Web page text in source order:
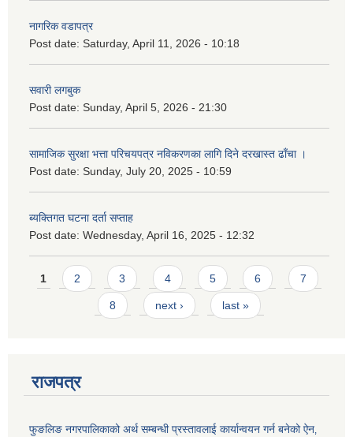
नागरिक वडापत्र
Post date: Saturday, April 11, 2026 - 10:18
सवारी लगबुक
Post date: Sunday, April 5, 2026 - 21:30
सामाजिक सुरक्षा भत्ता परिचयपत्र नविकरणका लागि दिने दरखास्त ढाँचा ।
Post date: Sunday, July 20, 2025 - 10:59
ब्यक्तिगत घटना दर्ता सप्ताह
Post date: Wednesday, April 16, 2025 - 12:32
Pages
1 2 3 4 5 6 7
8 next › last »
राजपत्र
फुङलिङ नगरपालिकाको अर्थ सम्बन्धी प्रस्तावलाई कार्यान्वयन गर्न बनेको ऐन‚